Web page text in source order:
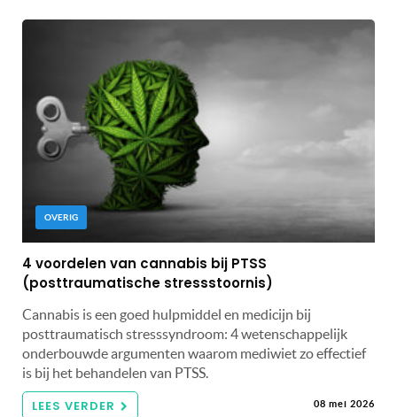
OVERIG
4 voordelen van cannabis bij PTSS
(posttraumatische stressstoornis)
Cannabis is een goed hulpmiddel en medicijn bij
posttraumatisch stresssyndroom: 4 wetenschappelijk
onderbouwde argumenten waarom mediwiet zo effectief
is bij het behandelen van PTSS.
LEES VERDER 08 mei 2026